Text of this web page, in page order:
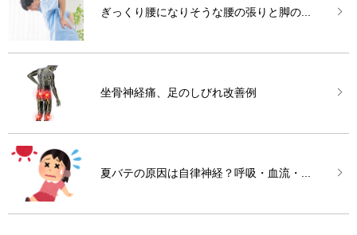
ぎっくり腰になりそうな腰の張りと脚の...
坐骨神経痛、足のしびれ改善例
夏バテの原因は自律神経？呼吸・血流・...